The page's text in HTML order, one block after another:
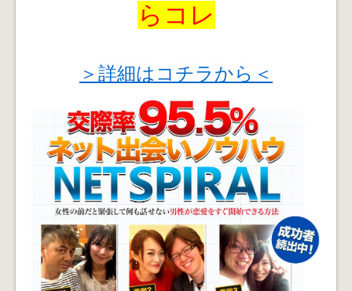
らコレ
＞詳細はコチラから＜